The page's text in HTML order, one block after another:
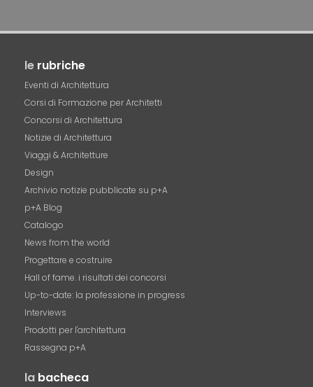
le rubriche
Eventi di Architettura
Corsi di Formazione per Architetti
Concorsi di Architettura
Notizie di Architettura
Viaggi & Architetture
Design
Archivio notizie pubblicate su p+A
p+A Blog
Catalogo
News from the world
Progettare e costruire
Hall of fame. i risultati dei concorsi
Up-to-date: la professione in progress
Interviews
Prodotti per l'architettura
Rassegna p+A
la bacheca